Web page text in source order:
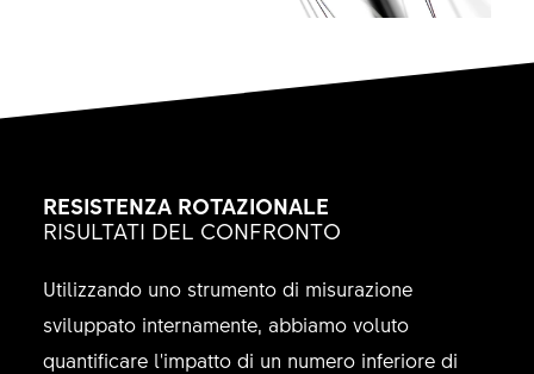
RESISTENZA ROTAZIONALE
RISULTATI DEL CONFRONTO
Utilizzando uno strumento di misurazione
sviluppato internamente, abbiamo voluto
quantificare l'impatto di un numero inferiore di